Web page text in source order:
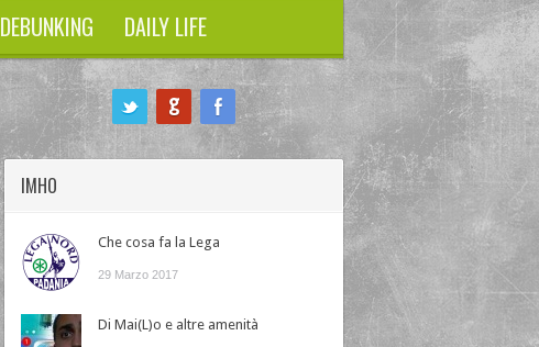
DEBUNKING DAILY LIFE
IMHO
Che cosa fa la Lega
29 Marzo 2017
Di Mai(L)o e altre amenità